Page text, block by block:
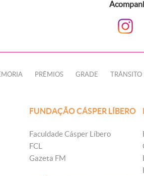
PRÊMIOS GRADE TRÂNSITO
FUNDAÇÃO CÁSPER LÍBERO
Faculdade Cásper Líbero
FCL
Gazeta FM